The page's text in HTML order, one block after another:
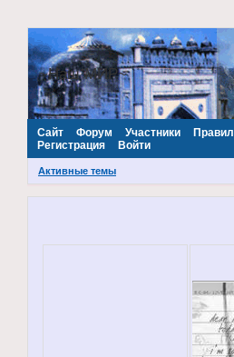
~Наш МИР~
Сайт Форум Участники
Регистрация
Войти
Активные темы